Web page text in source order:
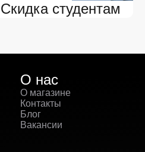
Скидка студентам
О нас
О магазине
Контакты
Блог
Вакансии